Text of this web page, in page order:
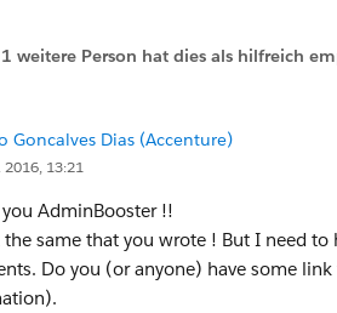
1 weitere Person hat dies als hilfreich
Goncalves Dias (Accenture)
2016, 13:21
AdminBooster !!
same that you wrote ! But I need
Do you (or anyone) have some